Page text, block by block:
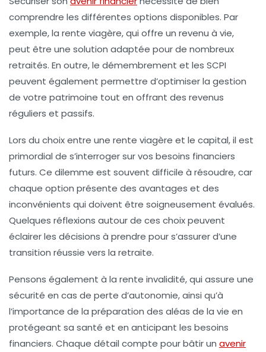
comprendre les différentes options disponibles. Par
exemple, la rente viagère, qui offre un revenu à vie,
peut être une solution adaptée pour de nombreux
retraités. En outre, le démembrement et les SCPI
peuvent également permettre d’optimiser la gestion
de votre patrimoine tout en offrant des revenus
réguliers et passifs.
Lors du choix entre une rente viagère et le capital, il est
primordial de s’interroger sur vos besoins financiers
futurs. Ce dilemme est souvent difficile à résoudre, car
chaque option présente des avantages et des
inconvénients qui doivent être soigneusement évalués.
Quelques réflexions autour de ces choix peuvent
éclairer les décisions à prendre pour s’assurer d’une
transition réussie vers la retraite.
Pensons également à la rente invalidité, qui assure une
sécurité en cas de perte d’autonomie, ainsi qu’à
l’importance de la préparation des aléas de la vie en
protégeant sa santé et en anticipant les besoins
financiers. Chaque détail compte pour bâtir un avenir